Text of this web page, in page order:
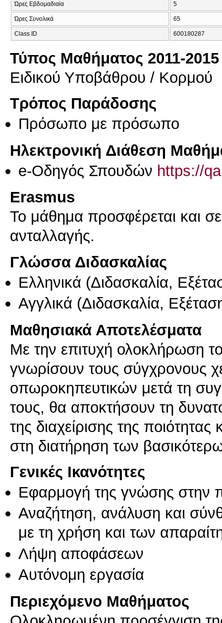
Ώρες Εβδομαδιαία 5
Ώρες Συνολικά 65
Class ID 600180287
Τύπος Μαθήματος 2011-2015
Ειδικού Υποβάθρου / Κορμού
Τρόπος Παράδοσης
Πρόσωπο με πρόσωπο
Ηλεκτρονική Διάθεση
e-Οδηγός Σπουδών https://
Erasmus
Το μάθημα προσφέρεται και
ανταλλαγής.
Γλώσσα Διδασκαλίας
Ελληνικά (Διδασκαλία,
Αγγλικά (Διδασκαλία,
Μαθησιακά Αποτελέσματα
Με την επιτυχή ολοκλήρωση
γνωρίσουν τους σύγχρονους
οπωροκηπευτικών μετά τη
τους, θα αποκτήσουν τη
της διαχείρισης της ποιότητας
στη διατήρηση των
Γενικές Ικανότητες
Εφαρμογή της γνώσης στην
Αναζήτηση, ανάλυση και
με τη χρήση και των
Λήψη αποφάσεων
Αυτόνομη εργασία
Περιεχόμενο Μαθήματος